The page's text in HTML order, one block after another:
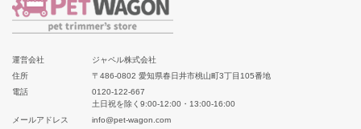
運営会社
ジャペル株式会社
住所
〒486-0802 愛知県春日井市桃山町3丁目105番地
電話
0120-122-667
土日祝を除く9:00-12:00・13:00-16:00
メールアドレス
info@pet-wagon.com